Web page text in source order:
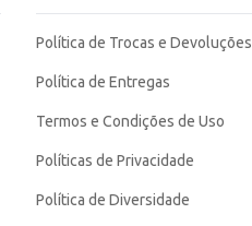
Política de Trocas e Devoluções
Política de Entregas
Termos e Condições de Uso
Políticas de Privacidade
Política de Diversidade